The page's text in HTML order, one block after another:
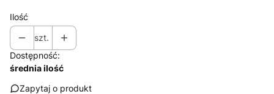
Ilość
szt.
Dostępność:
średnia ilość
Zapytaj o produkt